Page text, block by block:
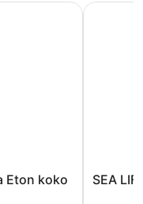
Eton koko
koko päivän matka
SEA
SEA